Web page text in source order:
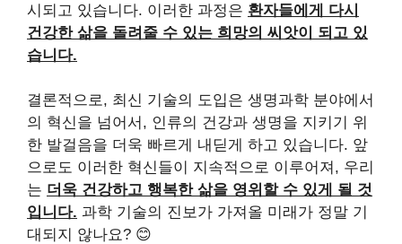
시되고 있습니다. 이러한 과정은 환자들에게 다시
건강한 삶을 돌려줄 수 있는 희망의 씨앗이 되고 있
습니다.
결론적으로, 최신 기술의 도입은 생명과학 분야에서
의 혁신을 넘어서, 인류의 건강과 생명을 지키기 위
한 발걸음을 더욱 빠르게 내딛게 하고 있습니다. 앞
으로도 이러한 혁신들이 지속적으로 이루어져, 우리
는 더욱 건강하고 행복한 삶을 영위할 수 있게 될 것
입니다. 과학 기술의 진보가 가져올 미래가 정말 기
대되지 않나요? 😊